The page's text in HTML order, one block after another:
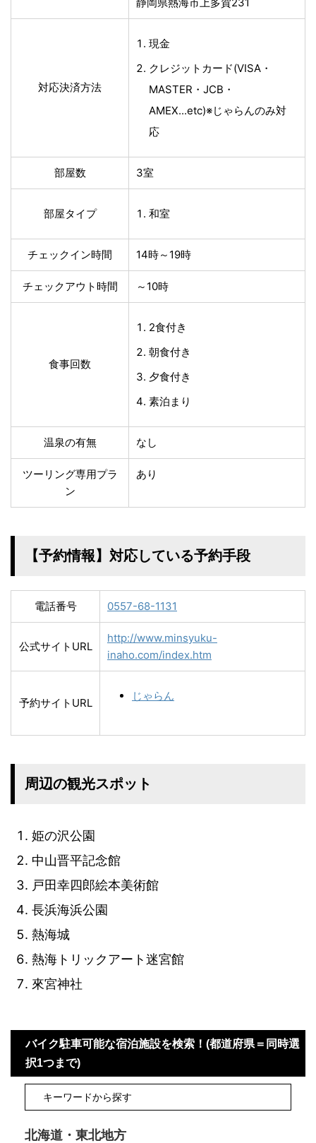
対応決済方法
現金
クレジットカード(VISA・
MASTER・JCB・
AMEX...etc)※じゃらんのみ対
応
部屋数 3室
部屋タイプ 和室
チェックイン時間 14時～19時
チェックアウト時間 ～10時
食事回数
2食付き
朝食付き
夕食付き
素泊まり
温泉の有無 なし
ツーリング専用プラ
ン
あり
【予約情報】対応している予約手段
電話番号 0557-68-1131
公式サイトURL
http://www.minsyuku-
inaho.com/index.htm
予約サイトURL
じゃらん
周辺の観光スポット
姫の沢公園
中山晋平記念館
戸田幸四郎絵本美術館
長浜海浜公園
熱海城
熱海トリックアート迷宮館
來宮神社
バイク駐車可能な宿泊施設を検索！(都道府県＝同時選
択1つまで)
北海道・東北地方